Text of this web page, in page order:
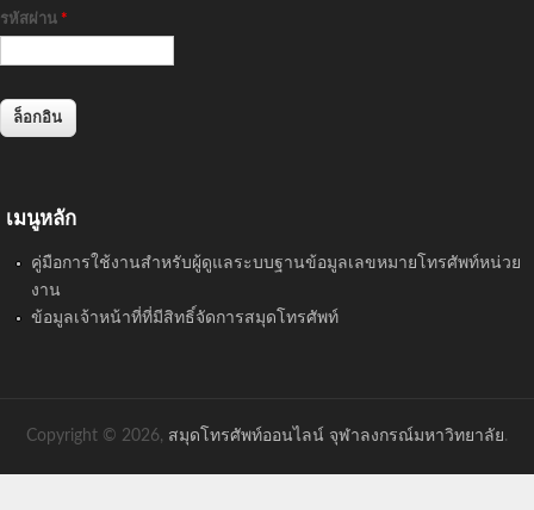
รหัสผ่าน *
เมนูหลัก
คู่มือการใช้งานสำหรับผู้ดูแลระบบฐานข้อมูลเลขหมายโทรศัพท์หน่วย
งาน
ข้อมูลเจ้าหน้าที่ที่มีสิทธิ์จัดการสมุดโทรศัพท์
Copyright © 2026, สมุดโทรศัพท์ออนไลน์ จุฬาลงกรณ์มหาวิทยาลัย.